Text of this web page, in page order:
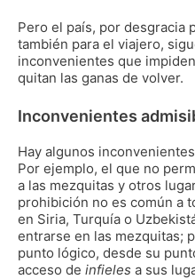
Pero el país, por desgracia
también para el viajero,
inconvenientes que
quitan las ganas de volver.
Inconvenientes
Hay algunos
Por ejemplo, el que no
a las mezquitas y otros
prohibición no es común a
en Siria, Turquía o
entrarse en las mezquitas;
punto lógico, desde su
acceso de infieles a sus